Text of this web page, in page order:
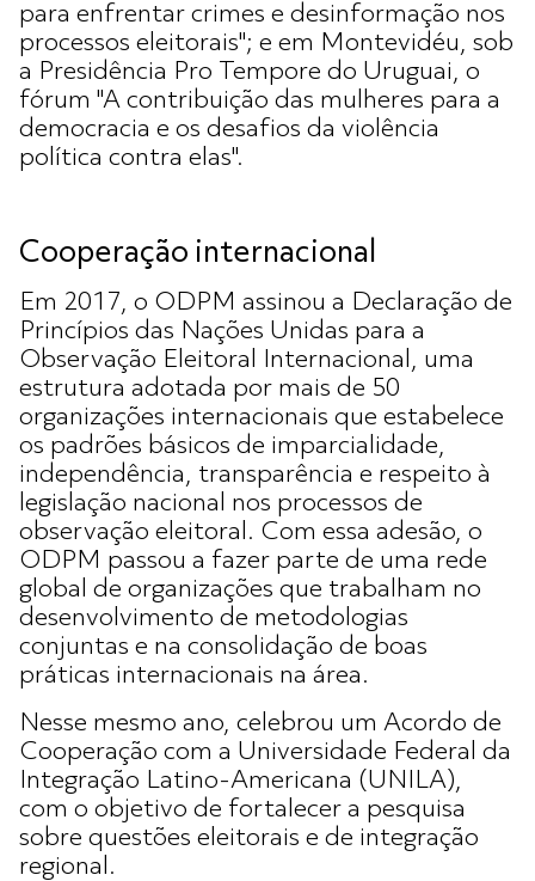
para enfrentar crimes e desinformação nos
processos eleitorais"; e em Montevidéu, sob
a Presidência Pro Tempore do Uruguai, o
fórum "A contribuição das mulheres para a
democracia e os desafios da violência
política contra elas".
Cooperação internacional
Em 2017, o ODPM assinou a Declaração de
Princípios das Nações Unidas para a
Observação Eleitoral Internacional, uma
estrutura adotada por mais de 50
organizações internacionais que estabelece
os padrões básicos de imparcialidade,
independência, transparência e respeito à
legislação nacional nos processos de
observação eleitoral. Com essa adesão, o
ODPM passou a fazer parte de uma rede
global de organizações que trabalham no
desenvolvimento de metodologias
conjuntas e na consolidação de boas
práticas internacionais na área.
Nesse mesmo ano, celebrou um Acordo de
Cooperação com a Universidade Federal da
Integração Latino-Americana (UNILA),
com o objetivo de fortalecer a pesquisa
sobre questões eleitorais e de integração
regional.